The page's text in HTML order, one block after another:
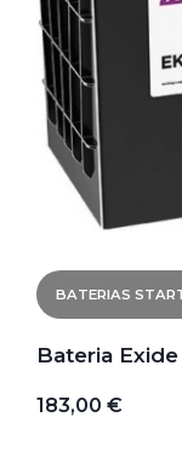
BATERIAS
Bateria
183,00 €